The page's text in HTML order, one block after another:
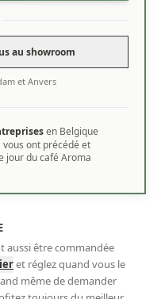
au showroom
et Anvers
en Belgique
vous ont précédé et
jour du café Aroma
aussi être commandée
et réglez quand vous le
même de demander